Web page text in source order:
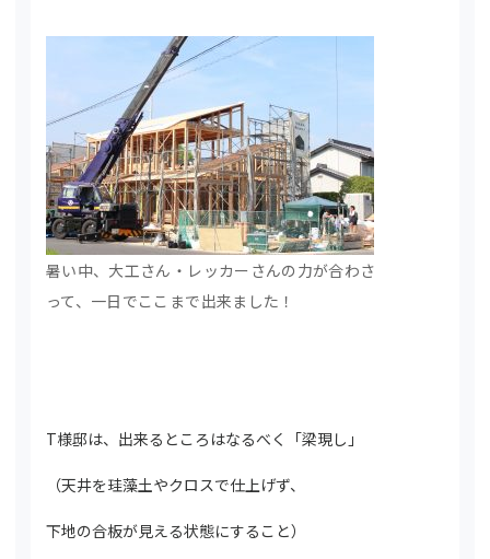
暑い中、大工さん・レッカーさんの力が合わさ
って、一日でここまで出来ました！
T様邸は、出来るところはなるべく「梁現し」
（天井を珪藻土やクロスで仕上げず、
下地の合板が見える状態にすること）